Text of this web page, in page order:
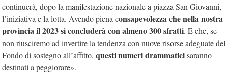
continuerà, dopo la manifestazione nazionale a piazza San Giovanni,
l’iniziativa e la lotta. Avendo piena consapevolezza che nella nostra
provincia il 2023 si concluderà con almeno 300 sfratti. E che, se
non riusciremo ad invertire la tendenza con nuove risorse adeguate del
Fondo di sostegno all’affitto, questi numeri drammaticisaranno
destinati a peggiorare».